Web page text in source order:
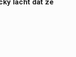
lacht dat ze